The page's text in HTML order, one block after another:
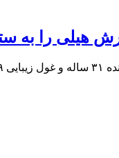
هیلی را به
جدید…